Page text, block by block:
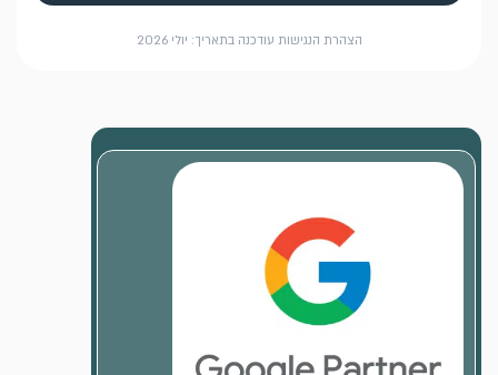
הצהרת הנגישות עודכנה בתאריך: יולי 2026